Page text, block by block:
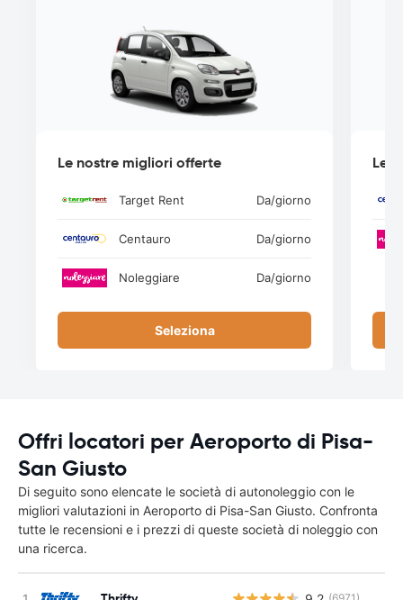
Le nostre migliori offerte
Target Rent Da/giorno
Centauro Da/giorno
Noleggiare Da/giorno
Seleziona
Le
Offri locatori per Aeroporto di Pisa-
San Giusto
Di seguito sono elencate le società di autonoleggio con le
migliori valutazioni in Aeroporto di Pisa-San Giusto. Confronta
tutte le recensioni e i prezzi di queste società di noleggio con
una ricerca.